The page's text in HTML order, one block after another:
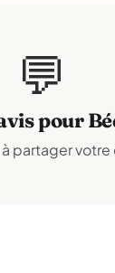
💬
pour
partager